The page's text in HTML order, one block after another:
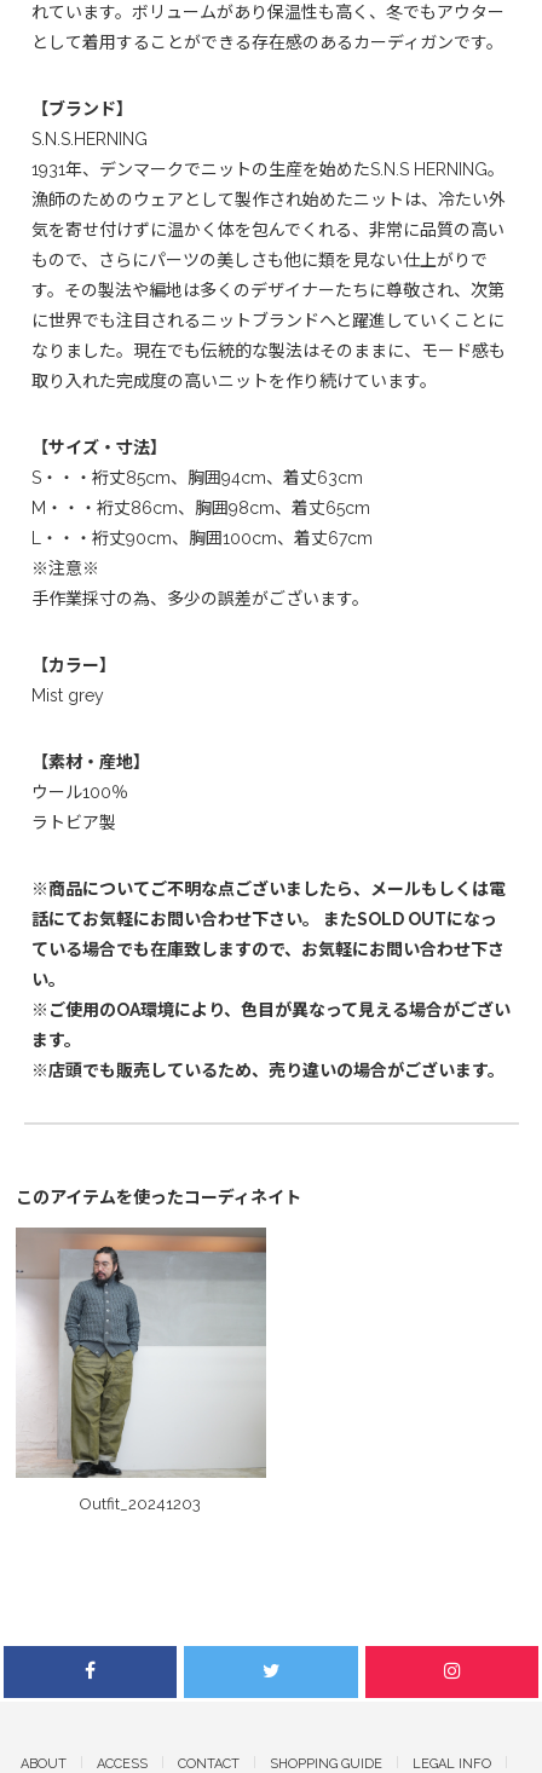
れています。ボリュームがあり保温性も高く、冬でもアウター
として着用することができる存在感のあるカーディガンです。
【ブランド】
S.N.S.HERNING
1931年、デンマークでニットの生産を始めたS.N.S HERNING。
漁師のためのウェアとして製作され始めたニットは、冷たい外
気を寄せ付けずに温かく体を包んでくれる、非常に品質の高い
もので、さらにパーツの美しさも他に類を見ない仕上がりで
す。その製法や編地は多くのデザイナーたちに尊敬され、次第
に世界でも注目されるニットブランドへと躍進していくことに
なりました。現在でも伝統的な製法はそのままに、モード感も
取り入れた完成度の高いニットを作り続けています。
【サイズ・寸法】
S・・・裄丈85cm、胸囲94cm、着丈63cm
M・・・裄丈86cm、胸囲98cm、着丈65cm
L・・・裄丈90cm、胸囲100cm、着丈67cm
※注意※
手作業採寸の為、多少の誤差がございます。
【カラー】
Mist grey
【素材・産地】
ウール100％
ラトビア製
※商品についてご不明な点ございましたら、メールもしくは電
話にてお気軽にお問い合わせ下さい。 またSOLD OUTになっ
ている場合でも在庫致しますので、お気軽にお問い合わせ下さ
い。
※ご使用のOA環境により、色目が異なって見える場合がござい
ます。
※店頭でも販売しているため、売り違いの場合がございます。
このアイテムを使ったコーディネイト
Outfit_20241203
ABOUT ACCESS CONTACT SHOPPING GUIDE LEGAL INFO